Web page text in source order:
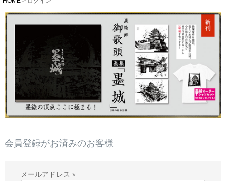
会員登録がお済みのお客様
メールアドレス